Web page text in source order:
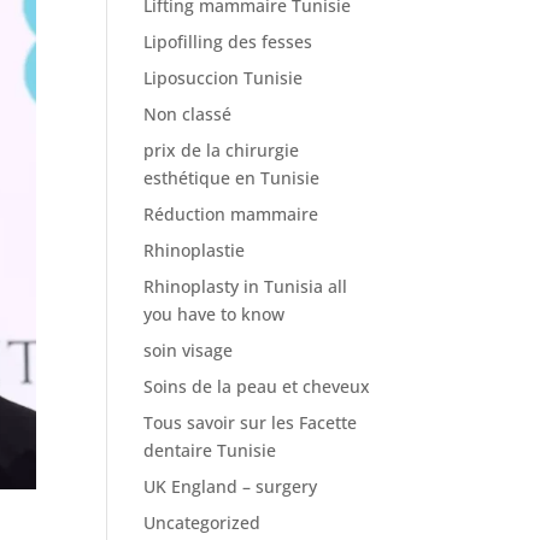
Lifting mammaire Tunisie
Lipofilling des fesses
Liposuccion Tunisie
Non classé
prix de la chirurgie
esthétique en Tunisie
Réduction mammaire
Rhinoplastie
Rhinoplasty in Tunisia all
you have to know
soin visage
Soins de la peau et cheveux
Tous savoir sur les Facette
dentaire Tunisie
UK England – surgery
Uncategorized